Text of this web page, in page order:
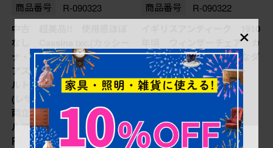
商品番号 R-090323
中古 超美品!! 使用感ほぼ
なし Cassina ixc.(カッシー
ナ・イクスシー) Alias(アリ
アス) Alberto Meda(アルベ
ルト・メダ)デザイン 本革
(レザー) 快適な座り心地を
両立したキャスタースウィベ
ルアームチェア 定価約72万
円 (R-090323)
商品番号 R-090322
イギリスアンティーク 1910
年頃 ウィンザーチェア カ
ントリースタイルの素朴なダ
イニングチェア4脚セット
(R-090322)
×